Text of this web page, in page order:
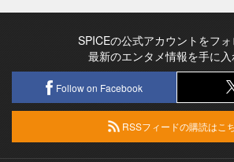
SPICEの公式アカウントをフ
最新のエンタメ情報を手に入
Follow on Facebook
RSSフィードの購読はこ